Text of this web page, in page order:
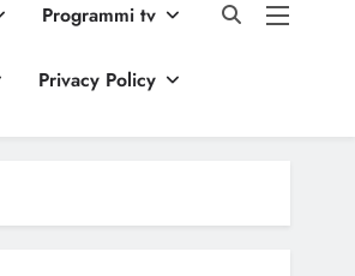
Programmi tv
Privacy Policy